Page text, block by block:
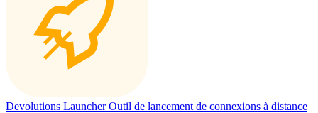
Devolutions LauncherOutil de lancement de connexions à distance